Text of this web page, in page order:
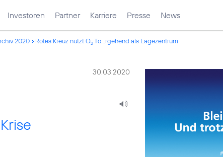
Investoren Partner Karriere Presse News
2020 Rotes Kreuz nutzt O2To...rgehend als Lagezentrum
30.03.2020